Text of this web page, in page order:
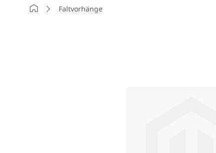
StartseiteFaltvorhänge